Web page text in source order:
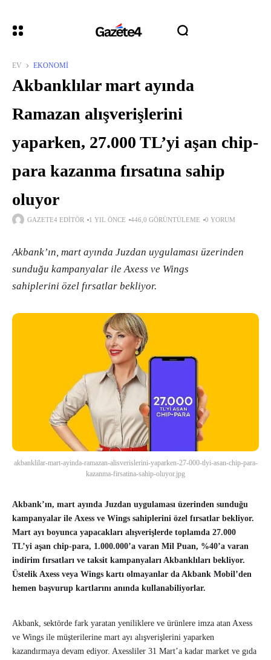
EV EKONOMI
Akbanklılar mart ayında
Ramazan alışverişlerini
yaparken, 27.000 TL’yi aşan chip-
para kazanma fırsatına sahip
oluyor
GAZETE4 EDITÖR 1 YIL ÖNCE 446,0 GÖRÜNTÜLEME 0 YORUM
Akbank’ın, mart ayında Juzdan uygulaması üzerinden
sunduğu kampanyalar ile Axess ve Wings
sahiplerini özel fırsatlar bekliyor.
akbanklilar-mart-ayinda-ramazan-alisverislerini-yaparken-27-000-tlyi-asan-chip-para-
kazanma-firsatina-sahip-oluyor.jpg
Akbank’ın, mart ayında Juzdan uygulaması üzerinden sunduğu
kampanyalar ile Axess ve Wings sahiplerini özel fırsatlar bekliyor.
Mart ayı boyunca yapacakları alışverişlerde toplamda 27.000
TL’yi aşan chip-para, 1.000.000’a varan Mil Puan, %40’a varan
indirim fırsatları ve taksit kampanyaları Akbanklıları bekliyor.
Üstelik Axess veya Wings kartı olmayanlar da Akbank Mobil’den
hemen başvurup kartlarını anında kullanabiliyorlar.
Akbank, sektörde fark yaratan yeniliklere ve ürünlere imza atan Axess
ve Wings ile müşterilerine mart ayı alışverişlerini yaparken
kazandırmaya devam ediyor. Axessliler 31 Mart’a kadar market ve gıda